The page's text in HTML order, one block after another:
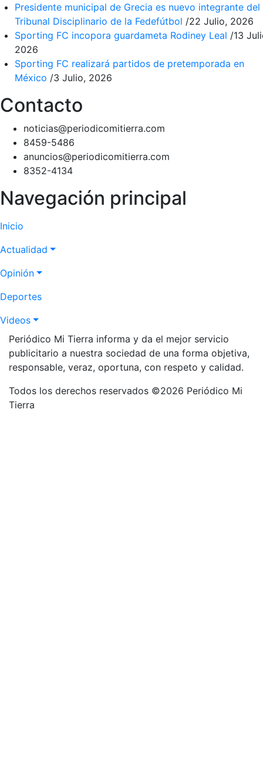
Presidente municipal de Grecia es nuevo integrante del
Tribunal Disciplinario de la Fedefútbol /22 Julio, 2026
Sporting FC incopora guardameta Rodiney Leal /13
2026
Sporting FC realizará partidos de pretemporada en
México /3 Julio, 2026
Contacto
noticias@periodicomitierra.com
8459-5486
anuncios@periodicomitierra.com
8352-4134
Navegación principal
Inicio
Actualidad
Opinión
Deportes
Videos
Periódico Mi Tierra informa y da el mejor servicio
publicitario a nuestra sociedad de una forma objetiva,
responsable, veraz, oportuna, con respeto y calidad.
Todos los derechos reservados ©2026 Periódico Mi
Tierra